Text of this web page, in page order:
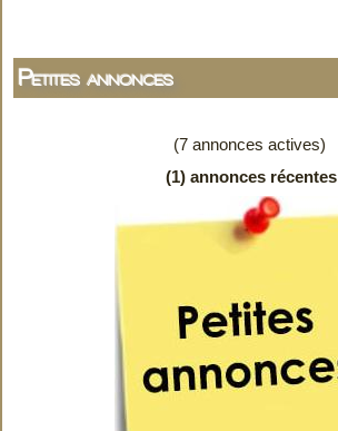
Petites annonces
(7 annonces actives)
(1) annonces récentes